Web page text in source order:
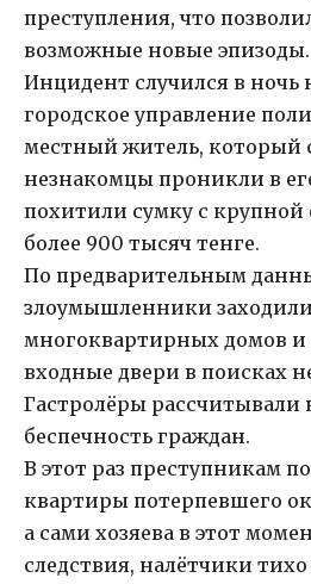
преступления, что
возможные новые эпизоды.
Инцидент случился в ночь
городское управление
местный житель, который
незнакомцы проникли в
похитили сумку с
более 900 тысяч тенге.
По предварительным
злоумышленники
многоквартирных домов и
входные двери в поисках
Гастролёры рассчитывали
беспечность граждан.
В этот раз преступникам
квартиры потерпевшего
а сами хозяева в этот
следствия, налётчики